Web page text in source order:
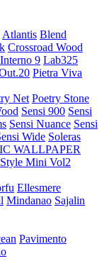
Atlantis Blend
Crossroad Wood
Interno 9 Lab325
Pietra Viva
Net Poetry Stone
Sensi 900 Sensi
Sensi Nuance Sensi
Wide Soleras
WALLPAPER
Mini Vol2
Ellesmere
Mindanao Sajalin
Pavimento